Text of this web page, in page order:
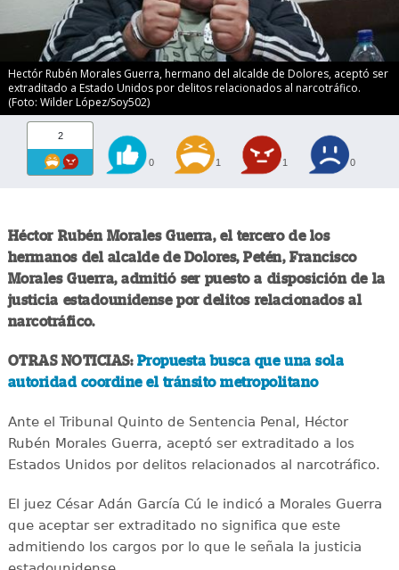
Hectór Rubén Morales Guerra, hermano del alcalde de Dolores, aceptó ser
extraditado a Estado Unidos por delitos relacionados al narcotráfico.
(Foto: Wilder López/Soy502)
2
0 1 1 0
Héctor Rubén Morales Guerra, el tercero de los
hermanos del alcalde de Dolores, Petén, Francisco
Morales Guerra, admitió ser puesto a disposición de la
justicia estadounidense por delitos relacionados al
narcotráfico.
OTRAS NOTICIAS: Propuesta busca que una sola
autoridad coordine el tránsito metropolitano
Ante el Tribunal Quinto de Sentencia Penal, Héctor
Rubén Morales Guerra, aceptó ser extraditado a los
Estados Unidos por delitos relacionados al narcotráfico.
El juez César Adán García Cú le indicó a Morales Guerra
que aceptar ser extraditado no significa que este
admitiendo los cargos por lo que le señala la justicia